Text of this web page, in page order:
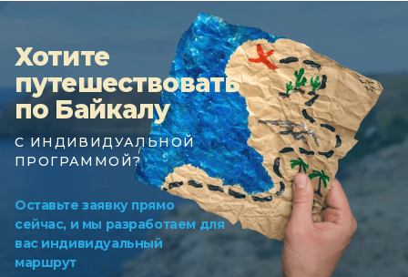
Хотите
путешествовать
по Байкалу
С ИНДИВИДУАЛЬНОЙ
ПРОГРАММОЙ?
Оставьте заявку прямо
сейчас, и мы разработаем для
вас индивидуальный
маршрут